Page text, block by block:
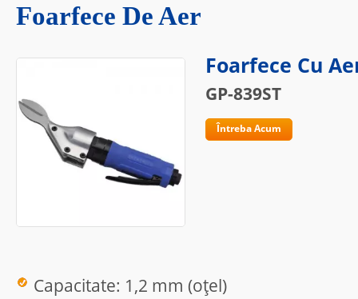
Foarfece De Aer
Foarfece Cu
GP-839ST
Întreba Acum
Capacitate: 1,2 mm (oțel)